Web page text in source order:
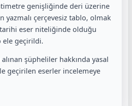
genişliğinde deri üzerine
yazmalı çerçevesiz tablo, olmak
eser niteliğinde olduğu
geçirildi.
şüpheliler hakkında yasal
geçirilen eserler incelemeye